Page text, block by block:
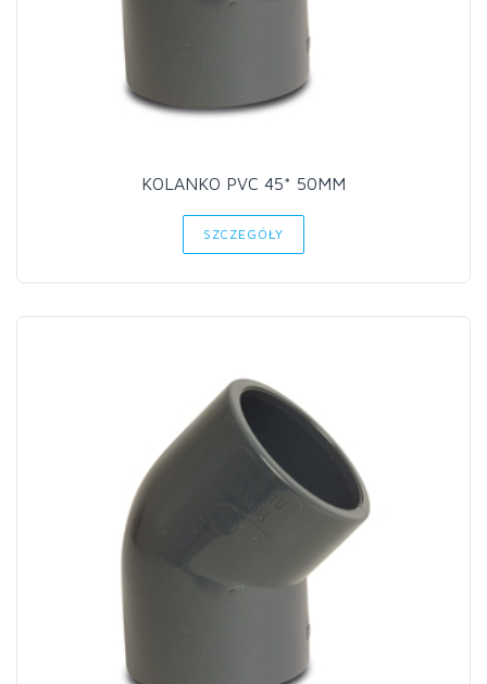
KOLANKO PVC 45* 50MM
SZCZEGÓŁY